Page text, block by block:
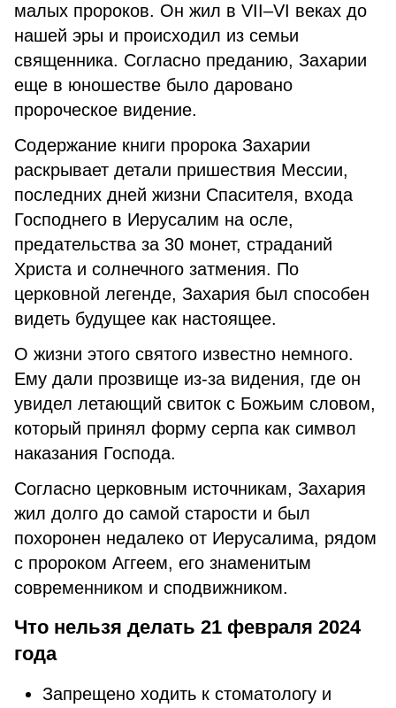
малых пророков. Он жил в VII–VI веках до
нашей эры и происходил из семьи
священника. Согласно преданию, Захарии
еще в юношестве было даровано
пророческое видение.
Содержание книги пророка Захарии
раскрывает детали пришествия Мессии,
последних дней жизни Спасителя, входа
Господнего в Иерусалим на осле,
предательства за 30 монет, страданий
Христа и солнечного затмения. По
церковной легенде, Захария был способен
видеть будущее как настоящее.
О жизни этого святого известно немного.
Ему дали прозвище из-за видения, где он
увидел летающий свиток с Божьим словом,
который принял форму серпа как символ
наказания Господа.
Согласно церковным источникам, Захария
жил долго до самой старости и был
похоронен недалеко от Иерусалима, рядом
с пророком Аггеем, его знаменитым
современником и сподвижником.
Что нельзя делать 21 февраля 2024
года
Запрещено ходить к стоматологу и